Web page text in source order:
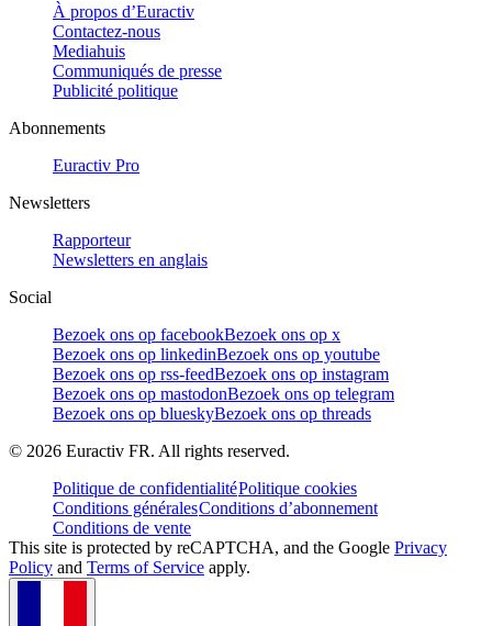
À propos d’Euractiv
Contactez-nous
Mediahuis
Communiqués de presse
Publicité politique
Abonnements
Euractiv Pro
Newsletters
Rapporteur
Newsletters en anglais
Social
Bezoek ons op facebookBezoek ons op x
Bezoek ons op linkedinBezoek ons op youtube
Bezoek ons op rss-feedBezoek ons op instagram
Bezoek ons op mastodonBezoek ons op telegram
Bezoek ons op blueskyBezoek ons op threads
© 2026 Euractiv FR. All rights reserved.
Politique de confidentialitéPolitique cookies
Conditions généralesConditions d’abonnement
Conditions de vente
This site is protected by reCAPTCHA, and the Google Privacy
Policy and Terms of Service apply.